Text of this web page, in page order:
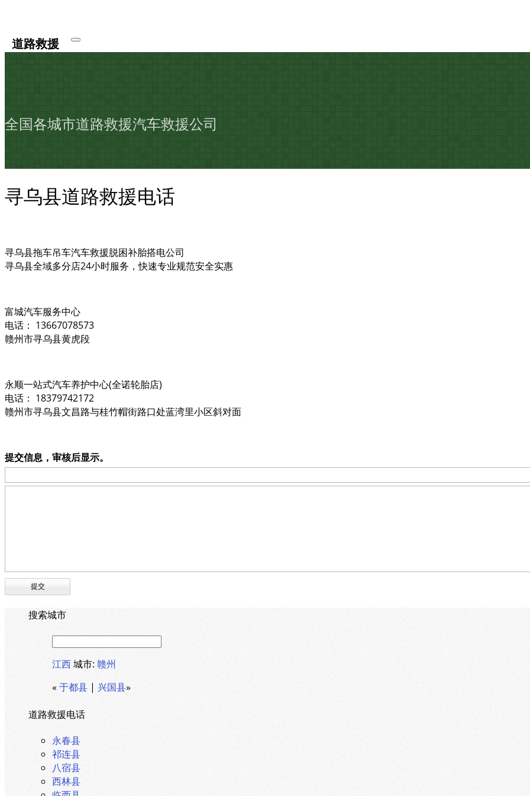
道路救援
全国各城市道路救援汽车救援公司
寻乌县道路救援电话
寻乌县拖车吊车汽车救援脱困补胎搭电公司
寻乌县全域多分店24小时服务，快速专业规范安全实惠
富城汽车服务中心
电话： 13667078573
赣州市寻乌县黄虎段
永顺一站式汽车养护中心(全诺轮胎店)
电话： 18379742172
赣州市寻乌县文昌路与桂竹帽街路口处蓝湾里小区斜对面
提交信息，审核后显示。
搜索城市
江西城市: 赣州
«于都县 | 兴国县»
道路救援电话
永春县
祁连县
八宿县
西林县